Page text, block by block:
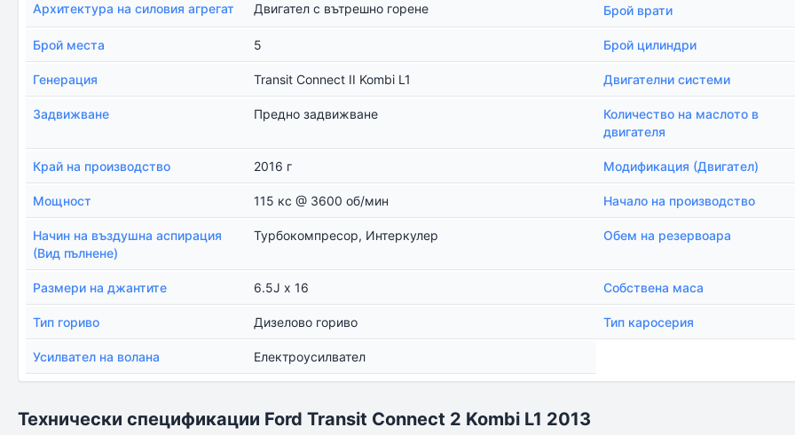
Архитектура на силовия агрегат Двигател с вътрешно горене Брой врати
Брой места 5 Брой цилиндри
Генерация Transit Connect II Kombi L1 Двигателни системи
Задвижване Предно задвижване
Количество на маслото в
двигателя
Край на производство 2016 г Модификация (Двигател)
Мощност 115 кс @ 3600 об/мин Начало на производство
Начин на въздушна аспирация
(Вид пълнене)
Турбокомпресор, Интеркулер Обем на резервоара
Размери на джантите 6.5J x 16 Собствена маса
Тип гориво Дизелово гориво Тип каросерия
Усилвател на волана Електроусилвател
Технически спецификации Ford Transit Connect 2 Kombi L1 2013